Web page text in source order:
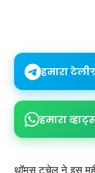
हमारा
हमारा
थॉमस टुचेल ने इस